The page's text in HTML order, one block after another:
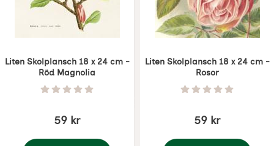
Liten Skolplansch 18 x 24 cm -
Röd Magnolia
Art. nr 8715 Betyg: 0 Stjärnor av 5
59 kr
Liten Skolplansch 18 x 24 cm -
Rosor
Art. nr 8716 Betyg: 0 Stjärnor
59 kr